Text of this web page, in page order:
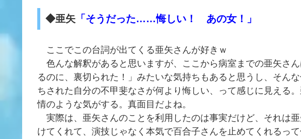
◆亜矢 「そうだった……悔しい！ あの女！」
ここでこの台詞が出てくる亜矢さんが好きｗ
色んな解釈があると思いますが、ここから病室までの亜矢さ
るのに、裏切られた！」みたいな気持ちもあると思うし、そん
ちされた自分の不甲斐なさが何より悔しい、って感じに見える
情のような気がする。真面目だよね。
実際は、亜矢さんのことを利用したのは事実だけど、それは
けてくれて、演技じゃなく本気で百合子さんを止めてくれるっ